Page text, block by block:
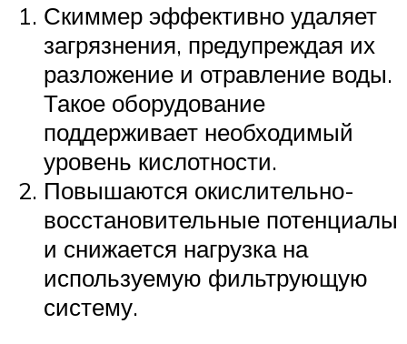
Скиммер эффективно удаляет
загрязнения, предупреждая их
разложение и отравление воды.
Такое оборудование
поддерживает необходимый
уровень кислотности.
Повышаются окислительно-
восстановительные потенциалы
и снижается нагрузка на
используемую фильтрующую
систему.